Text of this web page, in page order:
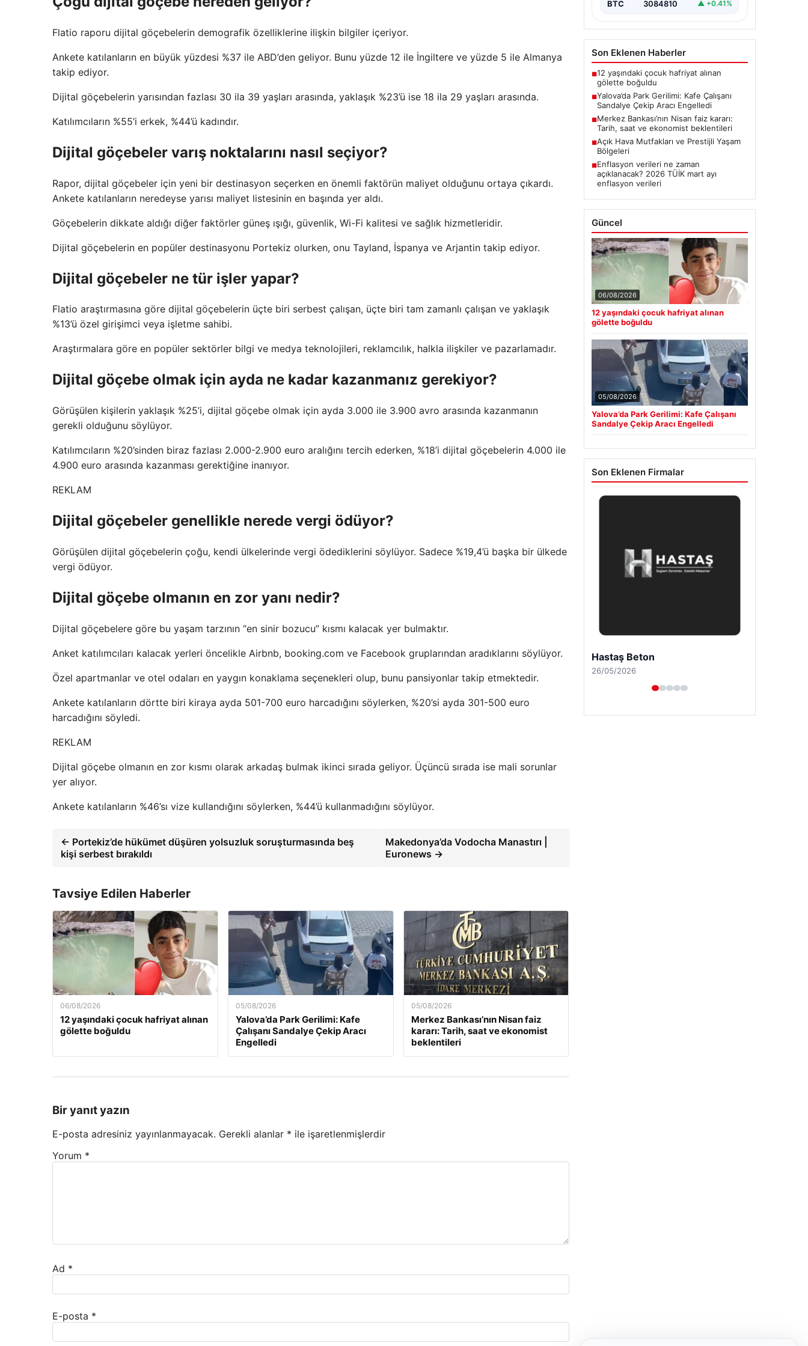
Flatio raporu dijital göçebelerin demografik özelliklerine ilişkin bilgiler içeriyor.
Ankete katılanların en büyük yüzdesi %37 ile ABD’den geliyor. Bunu yüzde 12 ile İngiltere ve yüzde 5 ile Almanya
takip ediyor.
Dijital göçebelerin yarısından fazlası 30 ila 39 yaşları arasında, yaklaşık %23’ü ise 18 ila 29 yaşları arasında.
Katılımcıların %55’i erkek, %44’ü kadındır.
Dijital göçebeler varış noktalarını nasıl seçiyor?
Rapor, dijital göçebeler için yeni bir destinasyon seçerken en önemli faktörün maliyet olduğunu ortaya çıkardı.
Ankete katılanların neredeyse yarısı maliyet listesinin en başında yer aldı.
Göçebelerin dikkate aldığı diğer faktörler güneş ışığı, güvenlik, Wi-Fi kalitesi ve sağlık hizmetleridir.
Dijital göçebelerin en popüler destinasyonu Portekiz olurken, onu Tayland, İspanya ve Arjantin takip ediyor.
Dijital göçebeler ne tür işler yapar?
Flatio araştırmasına göre dijital göçebelerin üçte biri serbest çalışan, üçte biri tam zamanlı çalışan ve yaklaşık
%13’ü özel girişimci veya işletme sahibi.
Araştırmalara göre en popüler sektörler bilgi ve medya teknolojileri, reklamcılık, halkla ilişkiler ve pazarlamadır.
Dijital göçebe olmak için ayda ne kadar kazanmanız gerekiyor?
Görüşülen kişilerin yaklaşık %25’i, dijital göçebe olmak için ayda 3.000 ile 3.900 avro arasında kazanmanın
gerekli olduğunu söylüyor.
Katılımcıların %20’sinden biraz fazlası 2.000-2.900 euro aralığını tercih ederken, %18’i dijital göçebelerin 4.000 ile
4.900 euro arasında kazanması gerektiğine inanıyor.
REKLAM
Dijital göçebeler genellikle nerede vergi ödüyor?
Görüşülen dijital göçebelerin çoğu, kendi ülkelerinde vergi ödediklerini söylüyor. Sadece %19,4’ü başka bir ülkede
vergi ödüyor.
Dijital göçebe olmanın en zor yanı nedir?
Dijital göçebelere göre bu yaşam tarzının “en sinir bozucu” kısmı kalacak yer bulmaktır.
Anket katılımcıları kalacak yerleri öncelikle Airbnb, booking.com ve Facebook gruplarından aradıklarını söylüyor.
Özel apartmanlar ve otel odaları en yaygın konaklama seçenekleri olup, bunu pansiyonlar takip etmektedir.
Ankete katılanların dörtte biri kiraya ayda 501-700 euro harcadığını söylerken, %20’si ayda 301-500 euro
harcadığını söyledi.
REKLAM
Dijital göçebe olmanın en zor kısmı olarak arkadaş bulmak ikinci sırada geliyor. Üçüncü sırada ise mali sorunlar
yer alıyor.
Ankete katılanların %46’sı vize kullandığını söylerken, %44’ü kullanmadığını söylüyor.
← Portekiz’de hükümet düşüren yolsuzluk soruşturmasında beş
kişi serbest bırakıldı
Makedonya’da Vodocha Manastırı |
Euronews →
Tavsiye Edilen Haberler
06/08/2026
12 yaşındaki çocuk hafriyat alınan
gölette boğuldu
05/08/2026
Yalova’da Park Gerilimi: Kafe
Çalışanı Sandalye Çekip Aracı
Engelledi
05/08/2026
Merkez Bankası’nın Nisan faiz
kararı: Tarih, saat ve ekonomist
beklentileri
Bir yanıt yazın
E-posta adresiniz yayınlanmayacak. Gerekli alanlar * ile işaretlenmişlerdir
Yorum *
Ad *
E-posta *
BTC 3084810 ▲ +0.41%
Son Eklenen Haberler
■12 yaşındaki çocuk hafriyat alınan
gölette boğuldu
■Yalova’da Park Gerilimi: Kafe Çalışanı
Sandalye Çekip Aracı Engelledi
■Merkez Bankası’nın Nisan faiz kararı:
Tarih, saat ve ekonomist beklentileri
■Açık Hava Mutfakları ve Prestijli Yaşam
Bölgeleri
■Enflasyon verileri ne zaman
açıklanacak? 2026 TÜİK mart ayı
enflasyon verileri
Güncel
06/08/2026
12 yaşındaki çocuk hafriyat alınan
gölette boğuldu
05/08/2026
Yalova’da Park Gerilimi: Kafe Çalışanı
Sandalye Çekip Aracı Engelledi
Son Eklenen Firmalar
Prenses Night Club
29/04/2026